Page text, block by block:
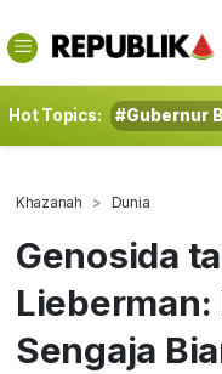
Hot Topics: #Gubernur
Khazanah Dunia
Genosida
Sengaja